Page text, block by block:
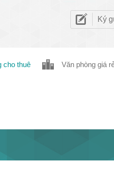
Ký
cho thuê Văn phòng giá